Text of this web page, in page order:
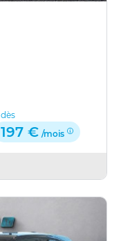
dès
197 € /mois